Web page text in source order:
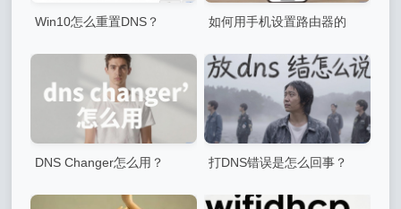
Win10怎么重置DNS？
如何用手机设置路由器的
DNS Changer怎么用？ 打DNS错误是怎么回事？